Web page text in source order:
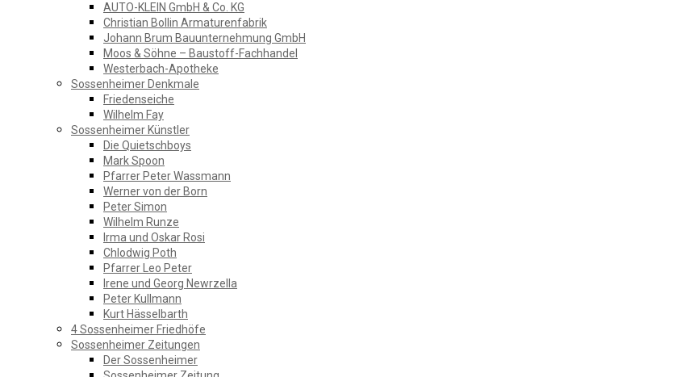
AUTO-KLEIN GmbH & Co. KG
Christian Bollin Armaturenfabrik
Johann Brum Bauunternehmung GmbH
Moos & Söhne – Baustoff-Fachhandel
Westerbach-Apotheke
Sossenheimer Denkmale
Friedenseiche
Wilhelm Fay
Sossenheimer Künstler
Die Quietschboys
Mark Spoon
Pfarrer Peter Wassmann
Werner von der Born
Peter Simon
Wilhelm Runze
Irma und Oskar Rosi
Chlodwig Poth
Pfarrer Leo Peter
Irene und Georg Newrzella
Peter Kullmann
Kurt Hässelbarth
4 Sossenheimer Friedhöfe
Sossenheimer Zeitungen
Der Sossenheimer